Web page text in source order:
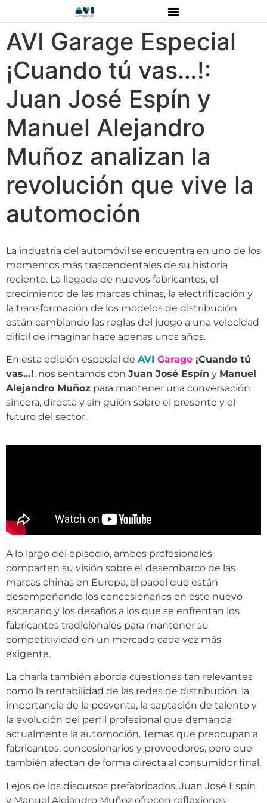
AVI Garage Especial
¡Cuando tú vas…!:
Juan José Espín y
Manuel Alejandro
Muñoz analizan la
revolución que vive la
automoción
La industria del automóvil se encuentra en uno de los
momentos más trascendentales de su historia
reciente. La llegada de nuevos fabricantes, el
crecimiento de las marcas chinas, la electrificación y
la transformación de los modelos de distribución
están cambiando las reglas del juego a una velocidad
difícil de imaginar hace apenas unos años.
En esta edición especial de AVI Garage ¡Cuando tú
vas…!, nos sentamos con Juan José Espín y Manuel
Alejandro Muñoz para mantener una conversación
sincera, directa y sin guión sobre el presente y el
futuro del sector.
A lo largo del episodio, ambos profesionales
comparten su visión sobre el desembarco de las
marcas chinas en Europa, el papel que están
desempeñando los concesionarios en este nuevo
escenario y los desafíos a los que se enfrentan los
fabricantes tradicionales para mantener su
competitividad en un mercado cada vez más
exigente.
La charla también aborda cuestiones tan relevantes
como la rentabilidad de las redes de distribución, la
importancia de la posventa, la captación de talento y
la evolución del perfil profesional que demanda
actualmente la automoción. Temas que preocupan a
fabricantes, concesionarios y proveedores, pero que
también afectan de forma directa al consumidor final.
Lejos de los discursos prefabricados, Juan José Espín
y Manuel Alejandro Muñoz ofrecen reflexiones